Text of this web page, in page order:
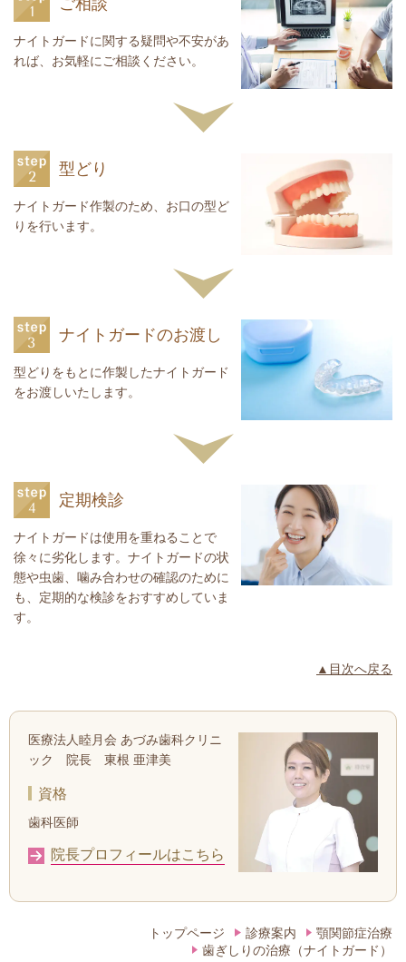
ナイトガードに関する疑問や不安があ
れば、お気軽にご相談ください。
型どり
ナイトガード作製のため、お口の型ど
りを行います。
ナイトガードのお渡し
型どりをもとに作製したナイトガード
をお渡しいたします。
定期検診
ナイトガードは使用を重ねることで
徐々に劣化します。ナイトガードの状
態や虫歯、噛み合わせの確認のために
も、定期的な検診をおすすめしていま
す。
▲目次へ戻る
医療法人睦月会 あづみ歯科クリニ
ック 院長 東根 亜津美
資格
歯科医師
院長プロフィールはこちら
トップページ 診療案内
顎関節症治療
歯ぎしりの治療（ナイトガード）